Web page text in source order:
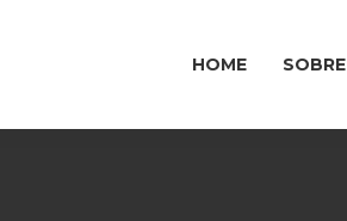
HOME SOBRE